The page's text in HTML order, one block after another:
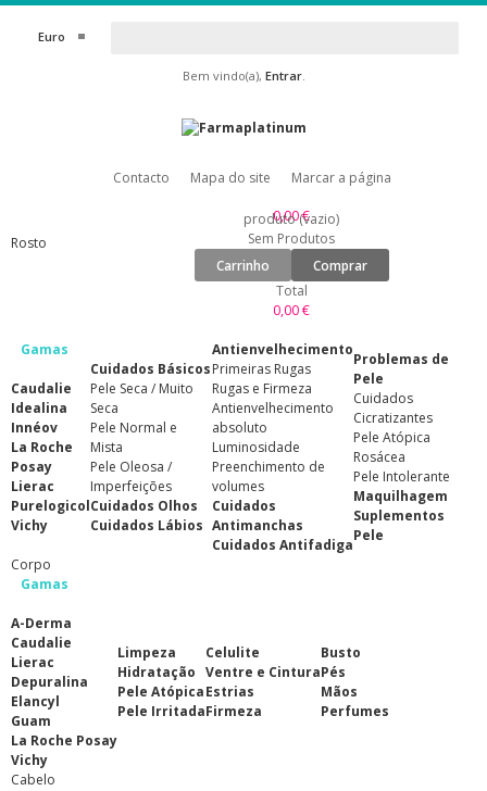
Euro
Bem vindo(a), Entrar.
Contacto Mapa do site Marcar a página
0,00 €
produto (vazio)
Sem Produtos
Carrinho
Comprar
Total
0,00 €
Rosto
Gamas
Caudalie
Idealina
Innéov
La Roche
Posay
Lierac
Purelogicol
Vichy
Cuidados Básicos
Pele Seca / Muito
Seca
Pele Normal e
Mista
Pele Oleosa /
Imperfeições
Cuidados Olhos
Cuidados Lábios
Antienvelhecimento
Primeiras Rugas
Rugas e Firmeza
Antienvelhecimento
absoluto
Luminosidade
Preenchimento de
volumes
Cuidados
Antimanchas
Cuidados Antifadiga
Problemas de
Pele
Cuidados
Cicratizantes
Pele Atópica
Rosácea
Pele Intolerante
Maquilhagem
Suplementos
Pele
Corpo
Gamas
A-Derma
Caudalie
Lierac
Depuralina
Elancyl
Guam
La Roche Posay
Vichy
Limpeza
Hidratação
Pele Atópica
Pele Irritada
Celulite
Ventre e Cintura
Estrias
Firmeza
Busto
Pés
Mãos
Perfumes
Cabelo